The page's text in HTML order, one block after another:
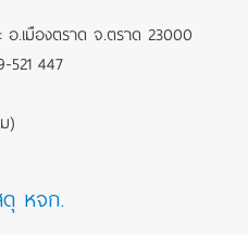
.เมืองตราด จ.ตราด 23000
521 447
)
ดุ หจก.